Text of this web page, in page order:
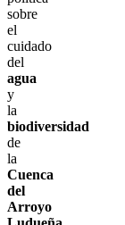
sobre
el
cuidado
del
agua
y
la
biodiversidad
de
la
Cuenca
del
Arroyo